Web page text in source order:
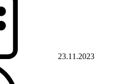
23.11.2023